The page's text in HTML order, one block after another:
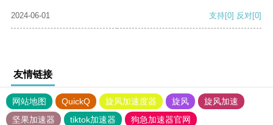
2024-06-01 支持[0] 反对[0]
友情链接
网站地图 QuickQ 旋风加速度器 旋风
旋风加速
坚果加速器
tiktok加速器 狗急加速器官网